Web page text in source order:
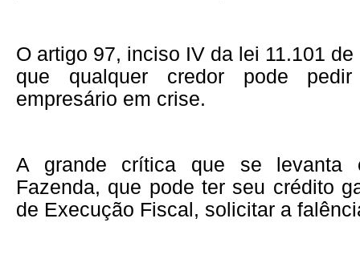
O artigo 97, inciso IV da lei 11.101
que qualquer credor pode
empresário em crise.
A grande crítica que se levanta
Fazenda, que pode ter seu crédito
de Execução Fiscal, solicitar a